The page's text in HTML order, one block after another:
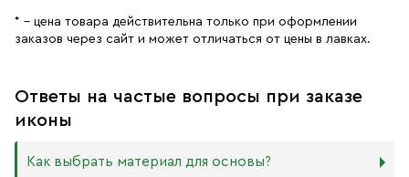
* – цена товара действительна только при оформлении
заказов через сайт и может отличаться от цены в лавках.
Ответы на частые вопросы при заказе
иконы
Как выбрать материал для основы?